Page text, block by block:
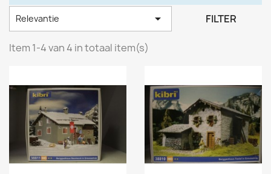
Relevantie  FILTER
Item 1-4 van 4 in totaal item(s)